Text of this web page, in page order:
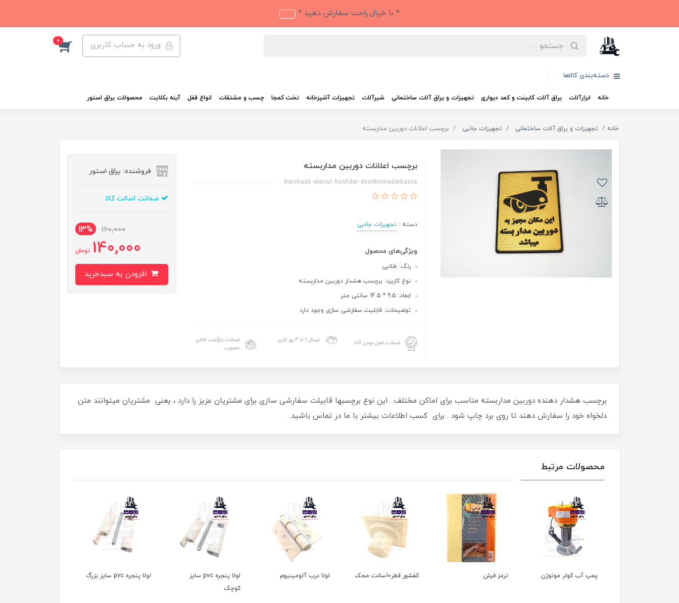
* با خیال راحت سفارش دهید *
ورود به حساب کاربری 0
دسته‌بندی کالاها
خانه ابزارآلات یراق آلات کابینت و کمد دیواری تجهیزات و یراق آلات ساختمانی شیرآلات تجهیزات آشپزخانه تخت کمجا چسب و مشتقات انواع قفل آینه بکلایت محصولات یراق استور
خانه تجهیزات و یراق آلات ساختمانی تجهیزات جانبی برچسب اعلانات دوربین مداربسته
برچسب اعلانات دوربین مداربسته
barchasb-elanat-hoshdar-doorbinmadarbaste
دسته :تجهیزات جانبی
ویژگی‌های محصول
رنگ: طلایی
نوع کاربرد: برچسب هشدار دوربین مداربسته
ابعاد: 9.5 * 14.5 سانتی متر
توضیحات: قابلیت سفارشی سازی وجود دارد
ضمانت اصل بودن کالا ارسال 1 تا 3 روز کاری
ضمانت بازگشت کالای
معیوب
فروشنده: یراق استور
ضمانت اصالت کالا
160,000
13%
140,000 تومان
برچسب هشدار دهنده دوربین مداربسته مناسب برای اماکن مختلف . این نوع برچسبها قابیلت سفارشی سازی برای مشتریان عزیز را دارد ، یعنی مشتریان میتوانند متن
دلخواه خود را سفارش دهند تا روی برد چاپ شود . برای کسب اطلاعات بیشتر با ما در تماس باشید.
محصولات مرتبط
پمپ آب کولر موتوژن ترمز فرش کفشور قطر10سانت محک لولا درب آلومینیوم
لولا پنجره pvc سایز
کوچک
لولا پنجره pvc سایز بزرگ